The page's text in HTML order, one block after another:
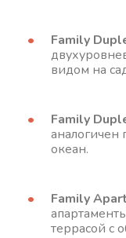
Family
видом на
Family
океан.
Family
террасой с